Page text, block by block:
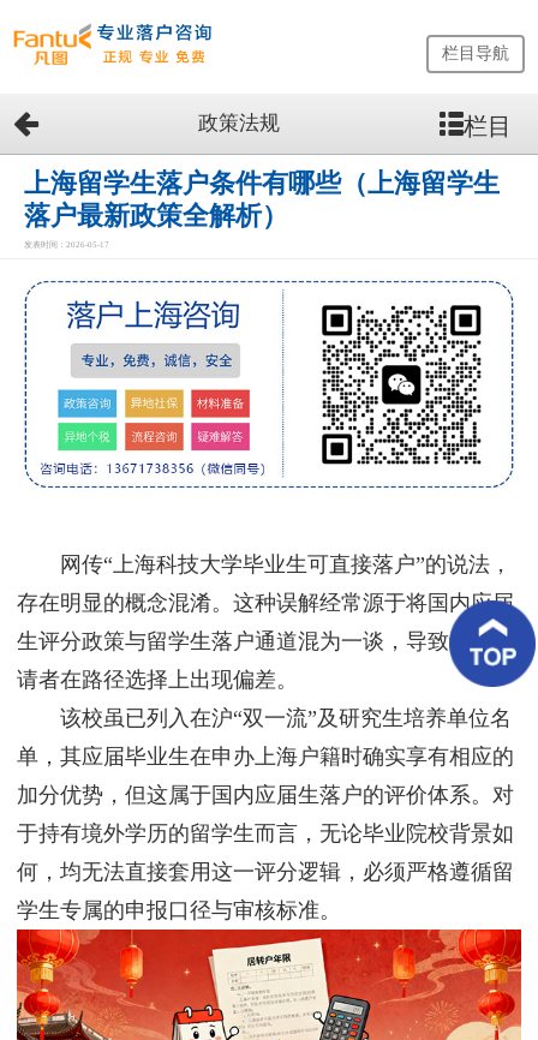
网
站
首
页
留
生
务
优
案
客
评
新
闻
资
讯
联
系
我
们
栏目导航
政策法规 栏目
上海留学生落户条件有哪些（上海留学生
落户最新政策全解析）
发表时间：2026-05-17
网传“上海科技大学毕业生可直接落户”的说法，
存在明显的概念混淆。这种误解经常源于将国内应届
生评分政策与留学生落户通道混为一谈，导致许多申
请者在路径选择上出现偏差。
该校虽已列入在沪“双一流”及研究生培养单位名
单，其应届毕业生在申办上海户籍时确实享有相应的
加分优势，但这属于国内应届生落户的评价体系。对
于持有境外学历的留学生而言，无论毕业院校背景如
何，均无法直接套用这一评分逻辑，必须严格遵循留
学生专属的申报口径与审核标准。